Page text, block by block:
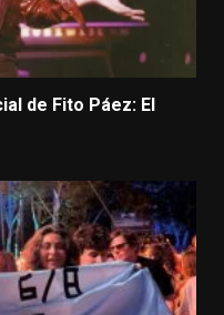
de Fito Páez: El